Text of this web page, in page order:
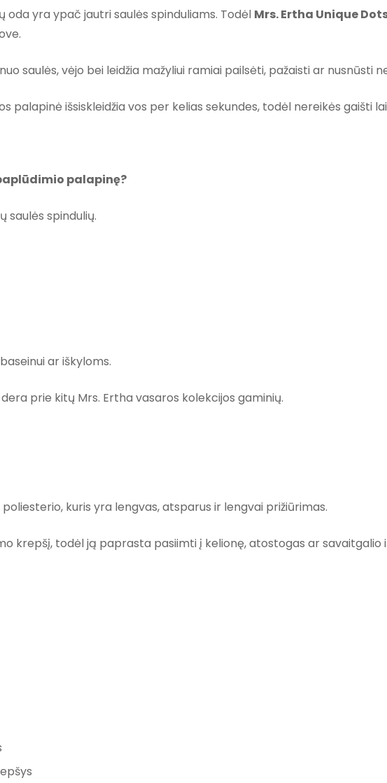
oda yra ypač jautri saulės spinduliams. Todėl Mrs. Ertha Unique
saulės, vėjo bei leidžia mažyliui ramiai pailsėti, pažaisti ar nusnūsti
palapinė išsiskleidžia vos per kelias sekundes, todėl nereikės gaišti
palapinę?
saulės spindulių.
ar iškyloms.
prie kitų Mrs. Ertha vasaros kolekcijos gaminių.
kuris yra lengvas, atsparus ir lengvai prižiūrimas.
krepšį, todėl ją paprasta pasiimti į kelionę, atostogas ar savaitgalio